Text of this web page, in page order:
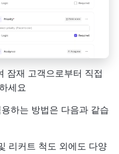
잠재 고객으로부터 직접
세요
하는 방법은 다음과 같습
리커트 척도 외에도 다양